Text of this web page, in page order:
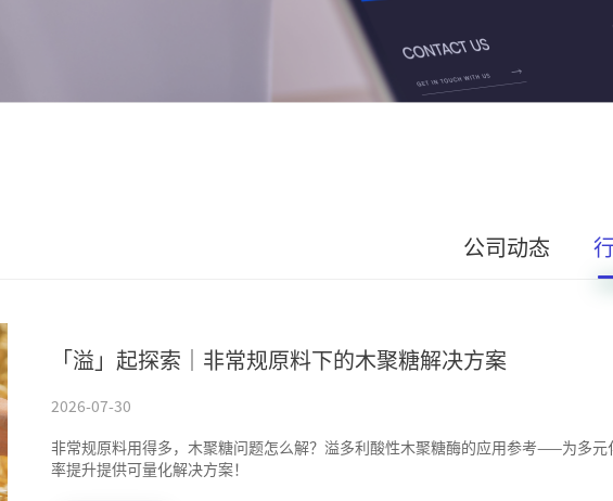
公司动态
「溢」起探索｜非常规原料下的木聚糖解决方案
2026-07-30
非常规原料用得多，木聚糖问题怎么解？溢多利酸性木聚糖酶的应用参考——为多元
率提升提供可量化解决方案！